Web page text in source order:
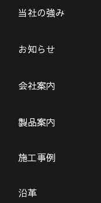
当社の強み
お知らせ
会社案内
製品案内
施工事例
沿革